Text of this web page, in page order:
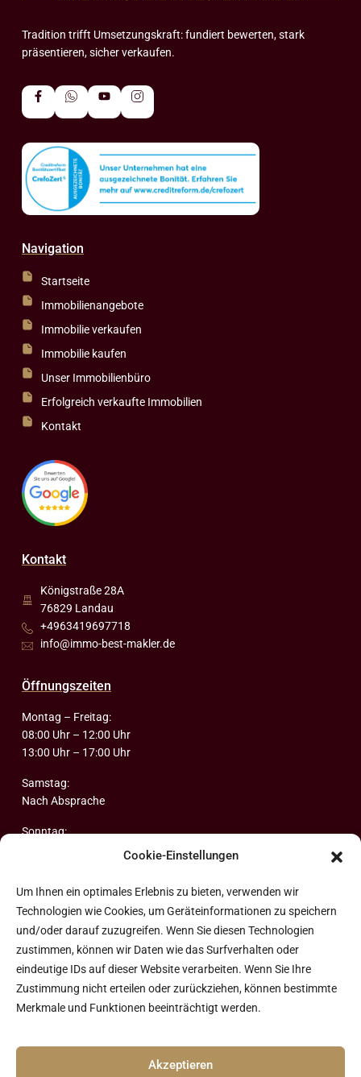
Cookie-Einstellungen
Um Ihnen ein optimales Erlebnis zu bieten, verwenden wir
Technologien wie Cookies, um Geräteinformationen zu speichern
und/oder darauf zuzugreifen. Wenn Sie diesen Technologien
zustimmen, können wir Daten wie das Surfverhalten oder
eindeutige IDs auf dieser Website verarbeiten. Wenn Sie Ihre
Zustimmung nicht erteilen oder zurückziehen, können bestimmte
Merkmale und Funktionen beeinträchtigt werden.
Akzeptieren
Tradition trifft Umsetzungskraft: fundiert bewerten, stark
präsentieren, sicher verkaufen.
Navigation
Startseite
Immobilienangebote
Immobilie verkaufen
Immobilie kaufen
Unser Immobilienbüro
Erfolgreich verkaufte Immobilien
Kontakt
Kontakt
Königstraße 28A
76829 Landau
+4963419697718
info@immo-best-makler.de
Öffnungszeiten
Montag – Freitag:
08:00 Uhr – 12:00 Uhr
13:00 Uhr – 17:00 Uhr
Samstag:
Nach Absprache
Sonntag:
Abonnieren Sie unseren Newsletter